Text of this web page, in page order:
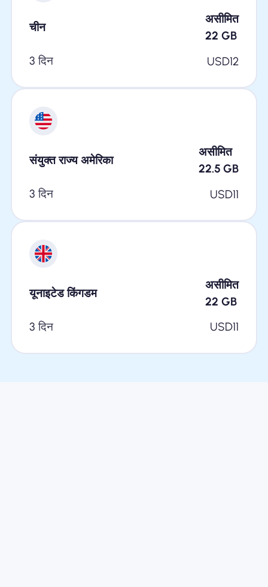
चीन
असीमित
22 GB
3 दिन
USD12
संयुक्त राज्य अमेरिका
असीमित
22.5 GB
3 दिन
USD11
यूनाइटेड किंगडम
असीमित
22 GB
3 दिन
USD11